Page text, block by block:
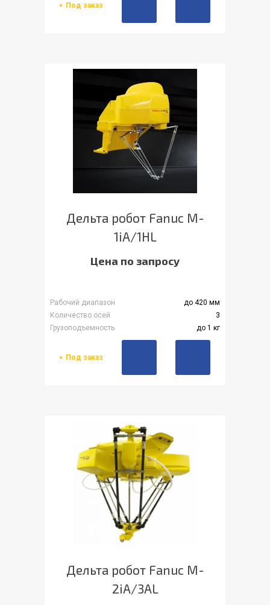
Под заказ
Дельта робот Fanuc M-
1iA/1HL
Цена по запросу
Рабочий диапазон
до 420 мм
Количество осей
3
Грузоподъемность
до 1 кг
Под заказ
Дельта робот Fanuc M-
2iA/3AL